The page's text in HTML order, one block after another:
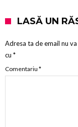
LASĂ UN
Adresa ta de email nu
cu *
Comentariu *